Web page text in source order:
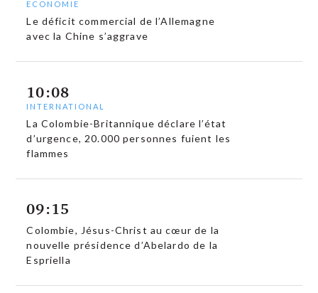
ECONOMIE
Le déficit commercial de l’Allemagne
avec la Chine s’aggrave
10:08
INTERNATIONAL
La Colombie-Britannique déclare l’état
d’urgence, 20.000 personnes fuient les
flammes
09:15
Colombie, Jésus-Christ au cœur de la
nouvelle présidence d’Abelardo de la
Espriella